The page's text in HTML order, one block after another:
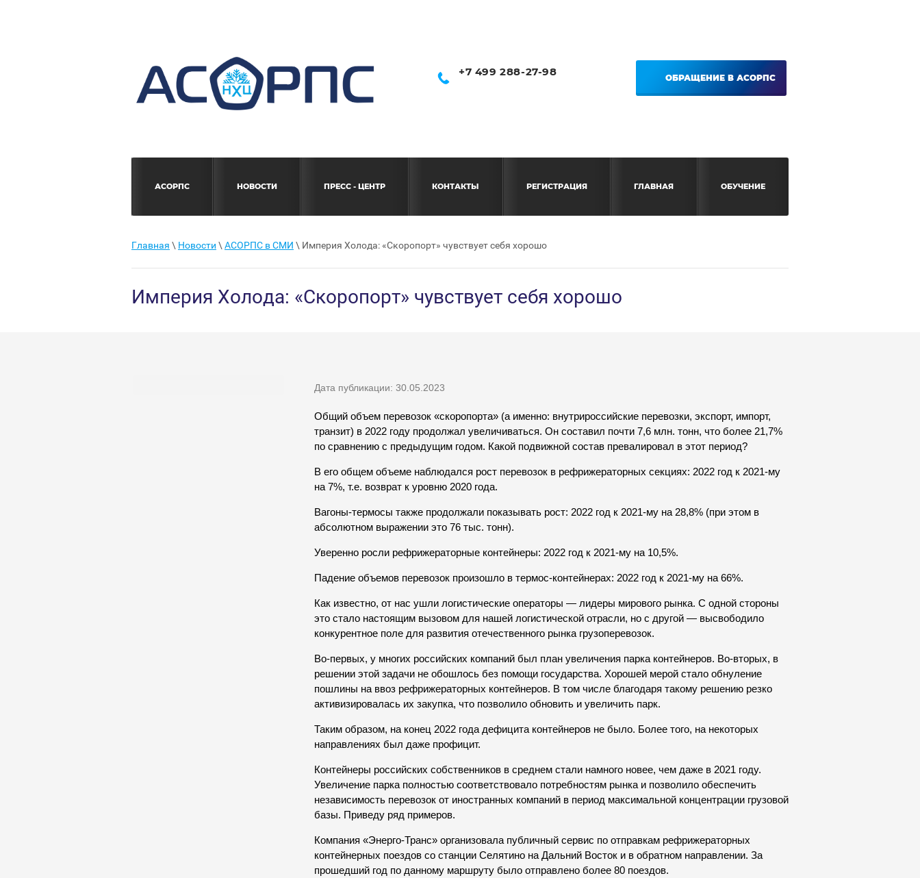
+7 499 288-27-98 ОБРАЩЕНИЕ В АСОРПС
АСОРПС НОВОСТИ ПРЕСС - ЦЕНТР КОНТАКТЫ РЕГИСТРАЦИЯ ГЛАВНАЯ ОБУЧЕНИЕ
Главная \ Новости \ АСОРПС в СМИ \ Империя Холода: «Скоропорт» чувствует себя хорошо
Империя Холода: «Скоропорт» чувствует себя хорошо
Дата публикации: 30.05.2023
Общий объем перевозок «скоропорта» (а именно: внутрироссийские перевозки, экспорт, импорт,
транзит) в 2022 году продолжал увеличиваться. Он составил почти 7,6 млн. тонн, что более 21,7%
по сравнению с предыдущим годом. Какой подвижной состав превалировал в этот период?
В его общем объеме наблюдался рост перевозок в рефрижераторных секциях: 2022 год к 2021-му
на 7%, т.е. возврат к уровню 2020 года.
Вагоны-термосы также продолжали показывать рост: 2022 год к 2021-му на 28,8% (при этом в
абсолютном выражении это 76 тыс. тонн).
Уверенно росли рефрижераторные контейнеры: 2022 год к 2021-му на 10,5%.
Падение объемов перевозок произошло в термос-контейнерах: 2022 год к 2021-му на 66%.
Как известно, от нас ушли логистические операторы — лидеры мирового рынка. C одной стороны
это стало настоящим вызовом для нашей логистической отрасли, но с другой — высвободило
конкурентное поле для развития отечественного рынка грузоперевозок.
Во-первых, у многих российских компаний был план увеличения парка контейнеров. Во-вторых, в
решении этой задачи не обошлось без помощи государства. Хорошей мерой стало обнуление
пошлины на ввоз рефрижераторных контейнеров. В том числе благодаря такому решению резко
активизировалась их закупка, что позволило обновить и увеличить парк.
Таким образом, на конец 2022 года дефицита контейнеров не было. Более того, на некоторых
направлениях был даже профицит.
Контейнеры российских собственников в среднем стали намного новее, чем даже в 2021 году.
Увеличение парка полностью соответствовало потребностям рынка и позволило обеспечить
независимость перевозок от иностранных компаний в период максимальной концентрации грузовой
базы. Приведу ряд примеров.
Компания «Энерго-Транс» организовала публичный сервис по отправкам рефрижераторных
контейнерных поездов со станции Селятино на Дальний Восток и в обратном направлении. За
прошедший год по данному маршруту было отправлено более 80 поездов.